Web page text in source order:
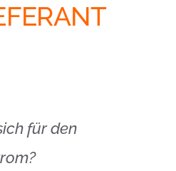
für den